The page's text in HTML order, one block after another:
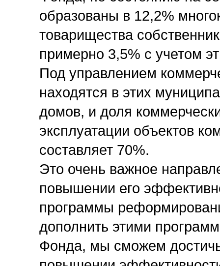
образованы в 12,2%
товарищества
примерно 3,5% с учетом
Под управлением
находятся в этих
домов, и доля
эксплуатации объектов
составляет 70%.
Это очень важное
повышении его
программы
дополнить этими
Фонда, мы сможем